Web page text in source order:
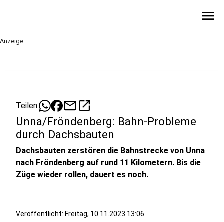
menu
Anzeige
Teilen: mailopen_in_new
Unna/Fröndenberg: Bahn-Probleme
durch Dachsbauten
Dachsbauten zerstören die Bahnstrecke von Unna
nach Fröndenberg auf rund 11 Kilometern. Bis die
Züge wieder rollen, dauert es noch.
Veröffentlicht: Freitag, 10.11.2023 13:06